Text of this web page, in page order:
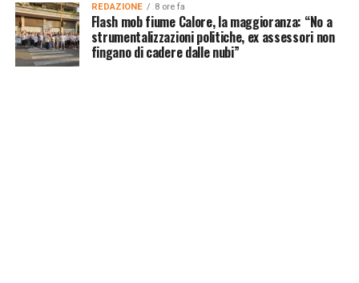
REDAZIONE 8 ore fa
Flash mob fiume Calore, la maggioranza: “No a
strumentalizzazioni politiche, ex assessori non
fingano di cadere dalle nubi”